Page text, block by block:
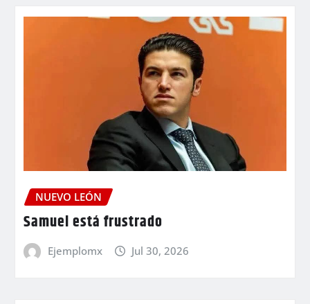
NUEVO LEÓN
Samuel está frustrado
Ejemplomx Jul 30, 2026